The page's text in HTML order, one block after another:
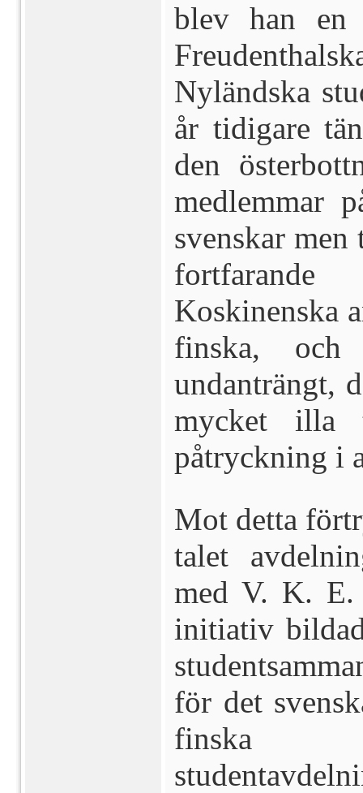
blev han en
Nyländska
år tidigare
den
medlemmar
svenskar
Koskinenska
finska, och
undanträngt,
mycket illa
påtryckning i
Mot detta
talet
med V. K. E.
initiativ
för det
finska